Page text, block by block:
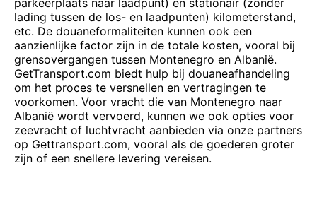
parkeerplaats naar laadpunt) en stationair (zonder
lading tussen de los- en laadpunten) kilometerstand,
etc. De douaneformaliteiten kunnen ook een
aanzienlijke factor zijn in de totale kosten, vooral bij
grensovergangen tussen Montenegro en Albanië.
GetTransport.com biedt hulp bij douaneafhandeling
om het proces te versnellen en vertragingen te
voorkomen. Voor vracht die van Montenegro naar
Albanië wordt vervoerd, kunnen we ook opties voor
zeevracht of luchtvracht aanbieden via onze partners
op Gettransport.com, vooral als de goederen groter
zijn of een snellere levering vereisen.